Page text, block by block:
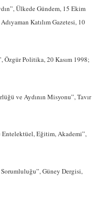
Ülkede Gündem, 15 Ekim
Katılım Gazetesi, 10
Özgür Politika, 20 Kasım 1998;
ve Aydının Misyonu”, Tavır
Entelektüel, Eğitim, Akademi”,
Güney Dergisi,